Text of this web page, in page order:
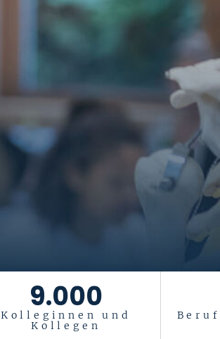
9.000
Kolleginnen und
Kollegen